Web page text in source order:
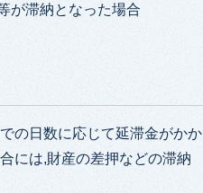
が滞納となった場合
の日数に応じて延滞金がかか
には,財産の差押などの滞納